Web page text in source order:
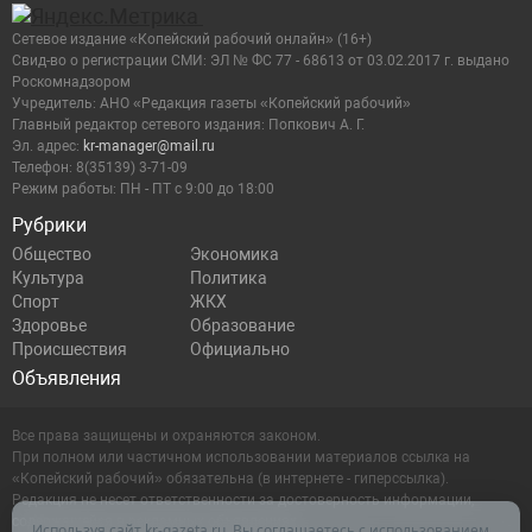
Рубрики
Общество
Экономика
Культура
Политика
Спорт
ЖКХ
Здоровье
Образование
Происшествия
Официально
Объявления
Сетевое издание «Копейский рабочий онлайн» (16+)
Cвид-во о регистрации СМИ: ЭЛ № ФС 77 - 68613 от 03.02.2017 г. выдано
Роскомнадзором
Учредитель: АНО «Редакция газеты «Копейский рабочий»
Главный редактор сетевого издания: Попкович А. Г.
Эл. адрес: kr-manager@mail.ru
Телефон: 8(35139) 3-71-09
Режим работы: ПН - ПТ с 9:00 до 18:00
Все права защищены и охраняются законом.
При полном или частичном использовании материалов ссылка на
«Копейский рабочий» обязательна (в интернете - гиперссылка).
Редакция не несет ответственности за достоверность информации,
содержащейся в рекламных объявлениях.